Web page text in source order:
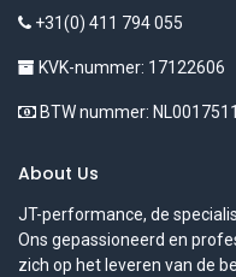
+31(0) 411 794 055
KVK-nummer: 17122606
BTW nummer:
About Us
JT-performance, de
Ons gepassioneerd en
zich op het leveren van de